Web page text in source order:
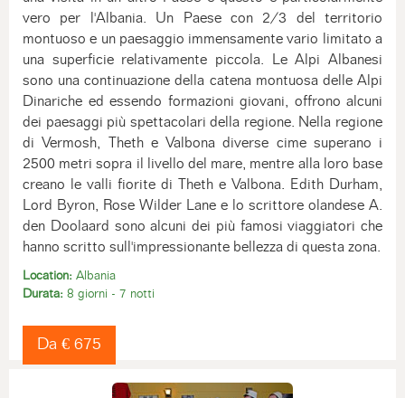
vero per l'Albania. Un Paese con 2/3 del territorio
montuoso e un paesaggio immensamente vario limitato a
una superficie relativamente piccola. Le Alpi Albanesi
sono una continuazione della catena montuosa delle Alpi
Dinariche ed essendo formazioni giovani, offrono alcuni
dei paesaggi più spettacolari della regione. Nella regione
di Vermosh, Theth e Valbona diverse cime superano i
2500 metri sopra il livello del mare, mentre alla loro base
creano le valli fiorite di Theth e Valbona. Edith Durham,
Lord Byron, Rose Wilder Lane e lo scrittore olandese A.
den Doolaard sono alcuni dei più famosi viaggiatori che
hanno scritto sull'impressionante bellezza di questa zona.
Location: Albania
Durata: 8 giorni - 7 notti
Da € 675